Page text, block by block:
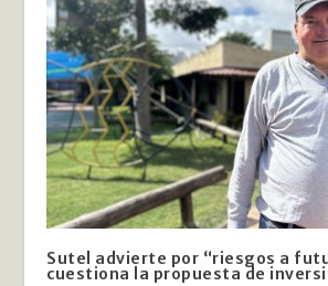
Sutel advierte por “riesgos a
cuestiona la propuesta de